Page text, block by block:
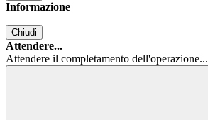
Informazione
Chiudi
Attendere...
Attendere il completamento dell'operazione...